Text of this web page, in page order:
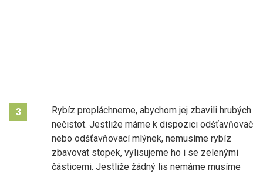
3
Rybíz propláchneme, abychom jej zbavili hrubých
nečistot. Jestliže máme k dispozici odšťavňovač
nebo odšťavňovací mlýnek, nemusíme rybíz
zbavovat stopek, vylisujeme ho i se zelenými
částicemi. Jestliže žádný lis nemáme musíme